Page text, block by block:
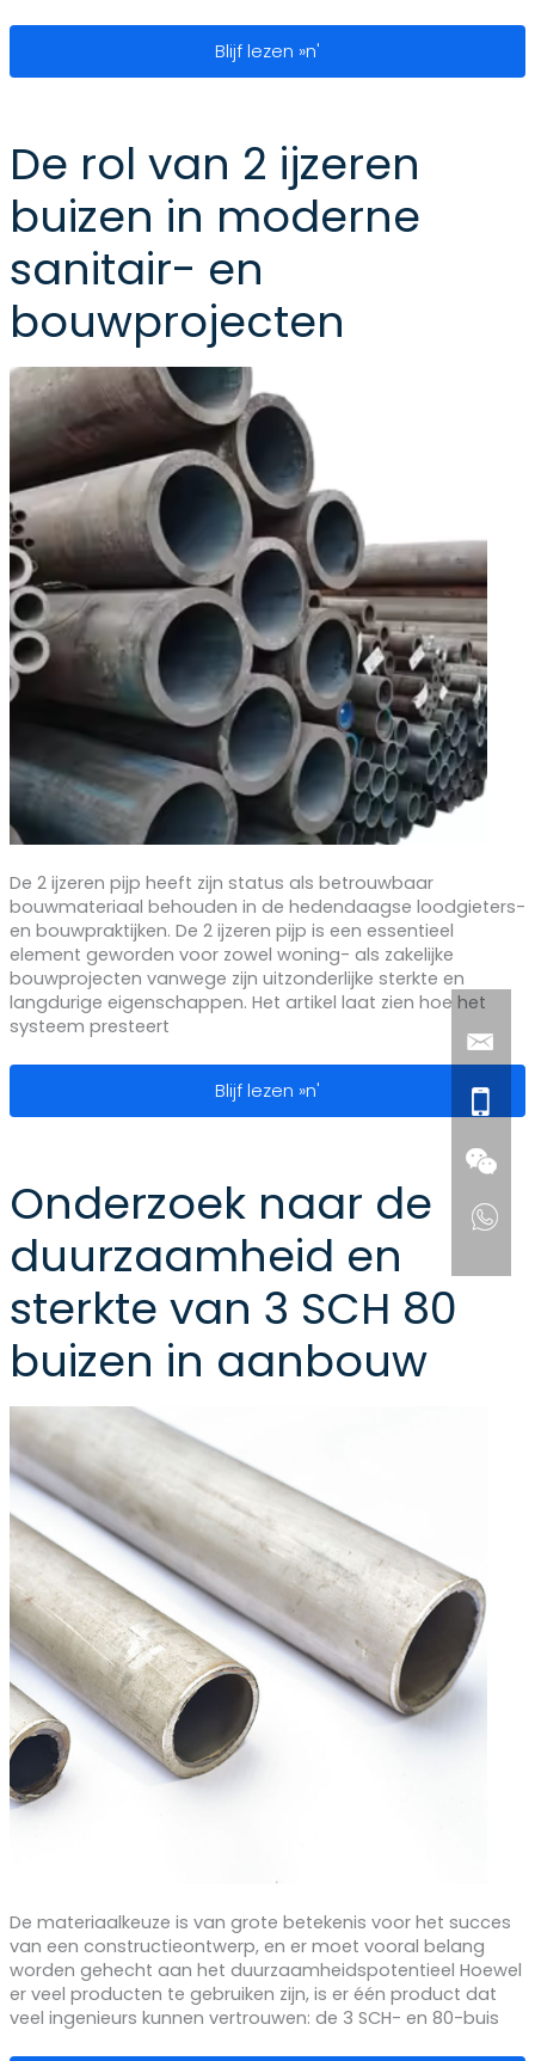
Leveranciers van roestvrijstalen
Blijf lezen »n'
De rol van 2 ijzeren
buizen in moderne
sanitair- en
bouwprojecten
De 2 ijzeren pijp heeft zijn status als betrouwbaar
bouwmateriaal behouden in de hedendaagse loodgieters-
en bouwpraktijken. De 2 ijzeren pijp is een essentieel
element geworden voor zowel woning- als zakelijke
bouwprojecten vanwege zijn uitzonderlijke sterkte en
langdurige eigenschappen. Het artikel laat zien hoe het
systeem presteert
De rol van 2 ijzeren buizen in
Blijf lezen »n'
Onderzoek naar de
duurzaamheid en
sterkte van 3 SCH 80
buizen in aanbouw
De materiaalkeuze is van grote betekenis voor het succes
van een constructieontwerp, en er moet vooral belang
worden gehecht aan het duurzaamheidspotentieel Hoewel
er veel producten te gebruiken zijn, is er één product dat
veel ingenieurs kunnen vertrouwen: de 3 SCH- en 80-buis